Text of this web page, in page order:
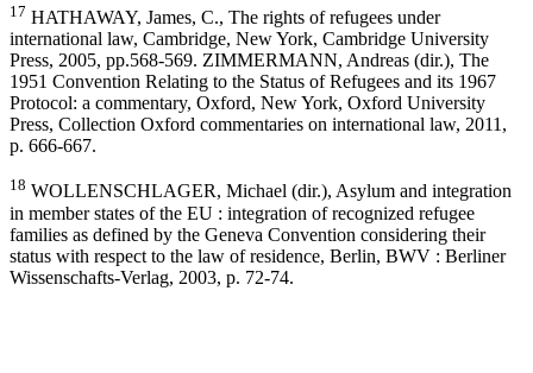
17 HATHAWAY, James, C., The rights of refugees under
international law, Cambridge, New York, Cambridge University
Press, 2005, pp.568-569. ZIMMERMANN, Andreas (dir.), The
1951 Convention Relating to the Status of Refugees and its 1967
Protocol: a commentary, Oxford, New York, Oxford University
Press, Collection Oxford commentaries on international law, 2011,
p. 666-667.
18 WOLLENSCHLAGER, Michael (dir.), Asylum and integration
in member states of the EU : integration of recognized refugee
families as defined by the Geneva Convention considering their
status with respect to the law of residence, Berlin, BWV : Berliner
Wissenschafts-Verlag, 2003, p. 72-74.